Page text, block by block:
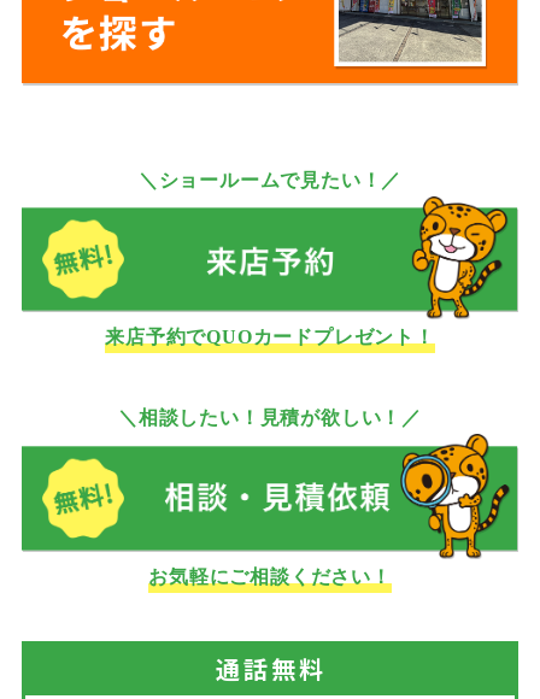
＼ショールームで見たい！／
来店予約でQUOカードプレゼント！
＼相談したい！見積が欲しい！／
お気軽にご相談ください！
通話無料